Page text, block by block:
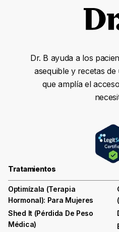
Dr. B ayuda a los
asequible y recetas
que amplía el
Tratamientos
Optimízala (terapia
Hormonal): Para Mujeres
Shed It (pérdida De Peso
Médica)